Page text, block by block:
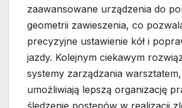
zaawansowane urządzenia do
geometrii zawieszenia, co
precyzyjne ustawienie kół i
jazdy. Kolejnym ciekawym
systemy zarządzania
umożliwiają lepszą organizację